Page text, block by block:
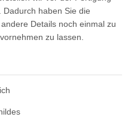
haben Sie die
Details noch einmal zu
zu lassen.